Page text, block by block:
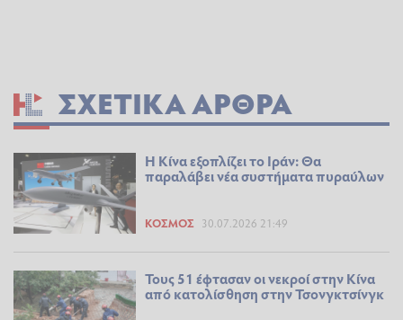
ΣΧΕΤΙΚΆ ΆΡΘΡΑ
Η Κίνα εξοπλίζει το Ιράν: Θα
παραλάβει νέα συστήματα πυραύλων
ΚΌΣΜΟΣ 30.07.2026 21:49
Τους 51 έφτασαν οι νεκροί στην Κίνα
από κατολίσθηση στην Τσονγκτσίνγκ